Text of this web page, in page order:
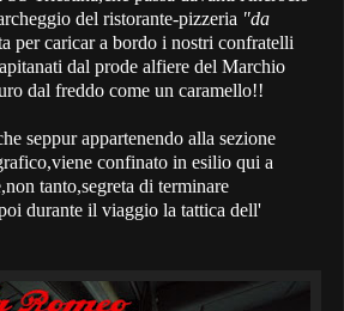
del ristorante-pizzeria "da
per caricar a bordo i nostri confratelli
dal prode alfiere del Marchio
dal freddo come un caramello!!
seppur appartenendo alla sezione
confinato in esilio qui a
tanto,segreta di terminare
durante il viaggio la tattica dell'